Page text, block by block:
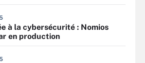
à la cybersécurité : Nomios
en production